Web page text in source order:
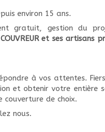
environ 15 ans.
gratuit, gestion du
COUVREUR et ses artisans
à vos attentes.
et obtenir votre entière
de choix.
nous.